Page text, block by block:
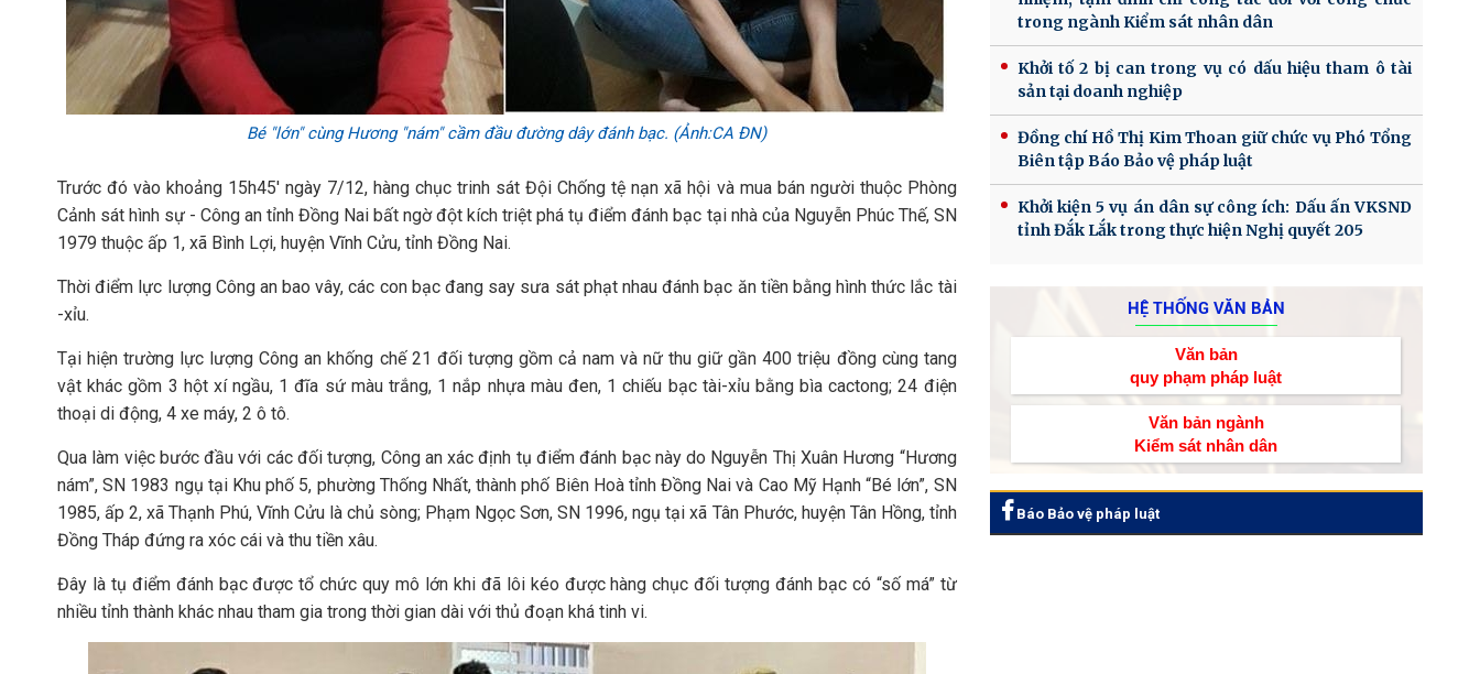
Bé "lớn" cùng Hương "nám" cầm đầu đường dây đánh bạc. (Ảnh:CA ĐN)
Trước đó vào khoảng 15h45' ngày 7/12, hàng chục trinh sát Đội Chống tệ nạn xã hội và mua bán người thuộc Phòng
Cảnh sát hình sự - Công an tỉnh Đồng Nai bất ngờ đột kích triệt phá tụ điểm đánh bạc tại nhà của Nguyễn Phúc Thế, SN
1979 thuộc ấp 1, xã Bình Lợi, huyện Vĩnh Cửu, tỉnh Đồng Nai.
Thời điểm lực lượng Công an bao vây, các con bạc đang say sưa sát phạt nhau đánh bạc ăn tiền bằng hình thức lắc tài
-xỉu.
Tại hiện trường lực lượng Công an khống chế 21 đối tượng gồm cả nam và nữ thu giữ gần 400 triệu đồng cùng tang
vật khác gồm 3 hột xí ngầu, 1 đĩa sứ màu trắng, 1 nắp nhựa màu đen, 1 chiếu bạc tài-xỉu bằng bìa cactong; 24 điện
thoại di động, 4 xe máy, 2 ô tô.
Qua làm việc bước đầu với các đối tượng, Công an xác định tụ điểm đánh bạc này do Nguyễn Thị Xuân Hương “Hương
nám”, SN 1983 ngụ tại Khu phố 5, phường Thống Nhất, thành phố Biên Hoà tỉnh Đồng Nai và Cao Mỹ Hạnh “Bé lớn”, SN
1985, ấp 2, xã Thạnh Phú, Vĩnh Cửu là chủ sòng; Phạm Ngọc Sơn, SN 1996, ngụ tại xã Tân Phước, huyện Tân Hồng, tỉnh
Đồng Tháp đứng ra xóc cái và thu tiền xâu.
Đây là tụ điểm đánh bạc được tổ chức quy mô lớn khi đã lôi kéo được hàng chục đối tượng đánh bạc có “số má” từ
nhiều tỉnh thành khác nhau tham gia trong thời gian dài với thủ đoạn khá tinh vi.
trong ngành Kiểm sát nhân dân
Khởi tố 2 bị can trong vụ có dấu hiệu tham ô tài
sản tại doanh nghiệp
Đồng chí Hồ Thị Kim Thoan giữ chức vụ Phó Tổng
Biên tập Báo Bảo vệ pháp luật
Khởi kiện 5 vụ án dân sự công ích: Dấu ấn VKSND
tỉnh Đắk Lắk trong thực hiện Nghị quyết 205
HỆ THỐNG VĂN BẢN
Văn bản
quy phạm pháp luật
Văn bản ngành
Kiểm sát nhân dân
Báo Bảo vệ pháp luật